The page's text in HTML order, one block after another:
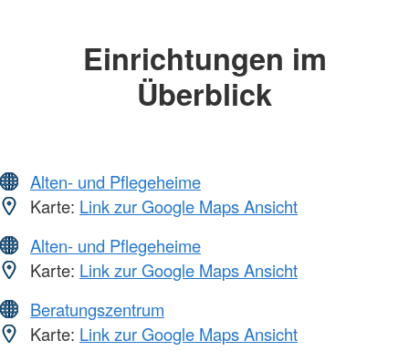
Einrichtungen im
Überblick
Alten- und Pflegeheime
Karte: Link zur Google Maps Ansicht
Alten- und Pflegeheime
Karte: Link zur Google Maps Ansicht
Beratungszentrum
Karte: Link zur Google Maps Ansicht